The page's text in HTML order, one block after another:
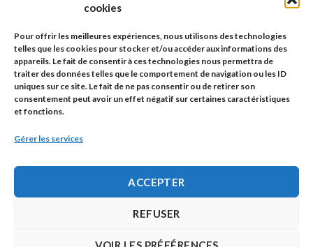
cookies
Pour offrir les meilleures expériences, nous utilisons des technologies
telles que les cookies pour stocker et/ou accéder aux informations des
appareils. Le fait de consentir à ces technologies nous permettra de
traiter des données telles que le comportement de navigation ou les ID
uniques sur ce site. Le fait de ne pas consentir ou de retirer son
consentement peut avoir un effet négatif sur certaines caractéristiques
et fonctions.
Gérer les services
ACCEPTER
REFUSER
Code Animal
26, rue principale
67480 Roppenheim
Adresse à utiliser pour les envois en AR.
Politique de confidentialité